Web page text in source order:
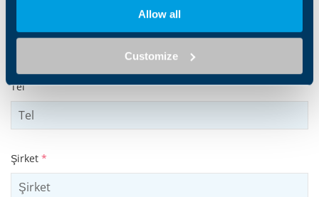
Allow all
Customize
Tel
Şirket *